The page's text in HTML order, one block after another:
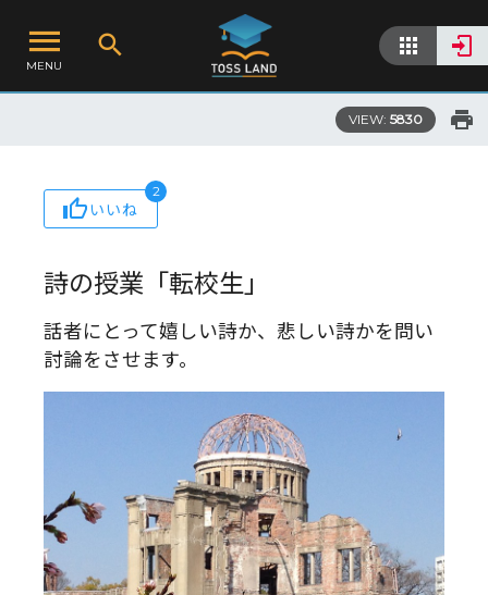
MENU
VIEW: 5830
いいね
2
詩の授業「転校生」
話者にとって嬉しい詩か、悲しい詩かを問い
討論をさせます。